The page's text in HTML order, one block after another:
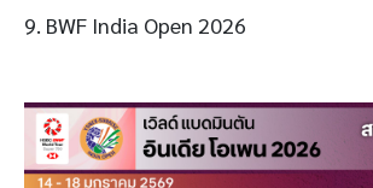
9. BWF India Open 2026